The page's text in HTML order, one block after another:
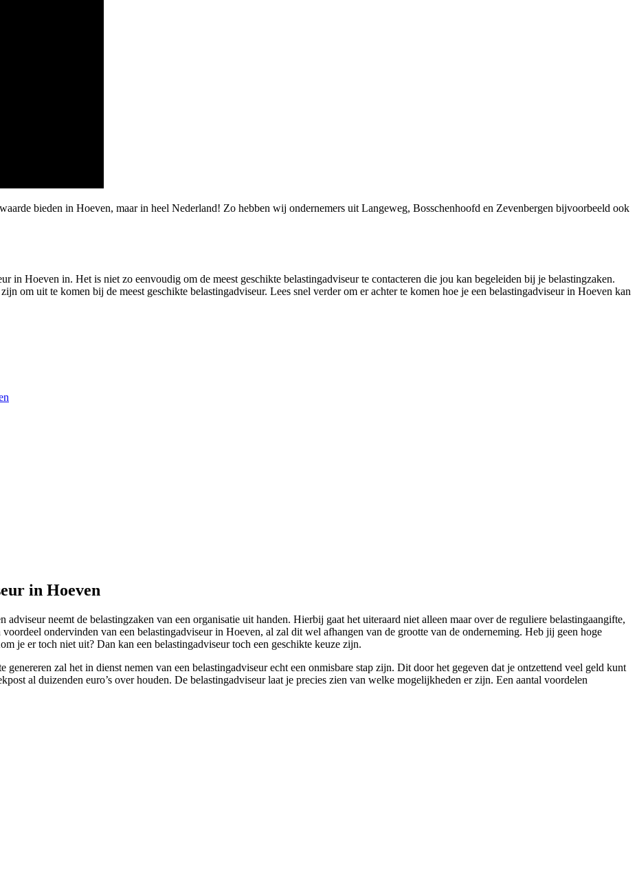
bieden in Hoeven, maar in heel Nederland! Zo hebben wij ondernemers uit Langeweg, Bosschenhoofd en Zevenbergen bijvoorbeeld ook
in Hoeven in. Het is niet zo eenvoudig om de meest geschikte belastingadviseur te contacteren die jou kan begeleiden bij je belastingzaken.
om uit te komen bij de meest geschikte belastingadviseur. Lees snel verder om er achter te komen hoe je een belastingadviseur in Hoeven kan
in Hoeven
neemt de belastingzaken van een organisatie uit handen. Hierbij gaat het uiteraard niet alleen maar over de reguliere belastingaangifte,
ondervinden van een belastingadviseur in Hoeven, al zal dit wel afhangen van de grootte van de onderneming. Heb jij geen hoge
je er toch niet uit? Dan kan een belastingadviseur toch een geschikte keuze zijn.
zal het in dienst nemen van een belastingadviseur echt een onmisbare stap zijn. Dit door het gegeven dat je ontzettend veel geld kunt
al duizenden euro’s over houden. De belastingadviseur laat je precies zien van welke mogelijkheden er zijn. Een aantal voordelen